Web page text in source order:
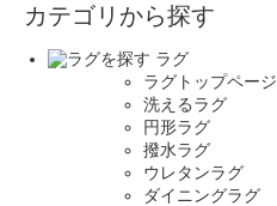
カテゴリから探す
ラグ
ラグトップページ
洗えるラグ
円形ラグ
撥水ラグ
ウレタンラグ
ダイニングラグ